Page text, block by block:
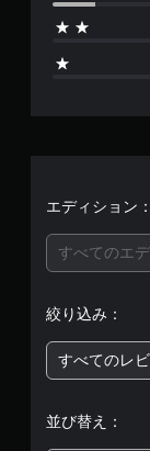
エディション：
すべてのエ
絞り込み：
すべてのレ
並び替え：